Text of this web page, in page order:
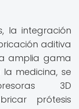
la integración
aditiva
amplia gama
la medicina, se
3D
prótesis